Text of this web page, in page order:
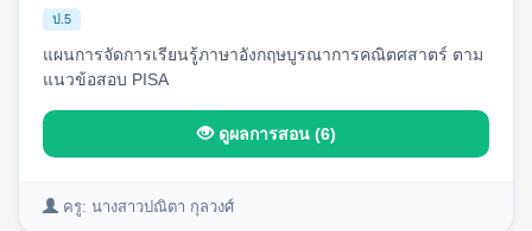
ป.5
แผนการจัดการเรียนรู้ภาษาอังกฤษบูรณาการคณิตศสาตร์ ตาม
แนวข้อสอบ PISA
ดูผลการสอน (6)
ครู: นางสาวปณิตา กุลวงศ์